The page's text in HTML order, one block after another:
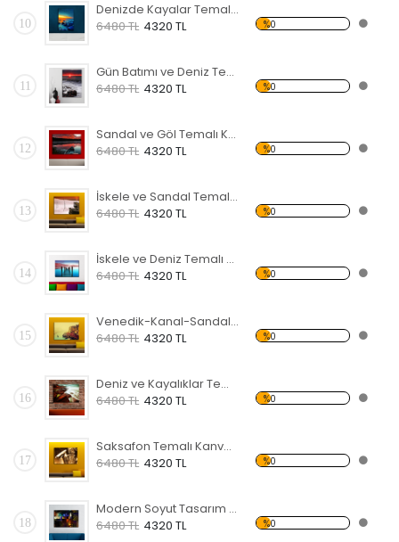
10
Denizde Kayalar Temalı Kanvas Tablo
6480 TL 4320 TL %0
11
Gün Batımı ve Deniz Temalı Kanvas Tablo
6480 TL 4320 TL %0
12
Sandal ve Göl Temalı Kanvas Tablo
6480 TL 4320 TL %0
13
İskele ve Sandal Temalı Kanvas Tablo
6480 TL 4320 TL %0
14
İskele ve Deniz Temalı Kanvas Tablo
6480 TL 4320 TL %0
15
Venedik-Kanal-Sandal Kanvas Tablo
6480 TL 4320 TL %0
16
Deniz ve Kayalıklar Temalı Kanvas Tablo
6480 TL 4320 TL %0
17
Saksafon Temalı Kanvas Tablo
6480 TL 4320 TL %0
18
Modern Soyut Tasarım 41 Temalı Kanvas Tablo
6480 TL 4320 TL %0